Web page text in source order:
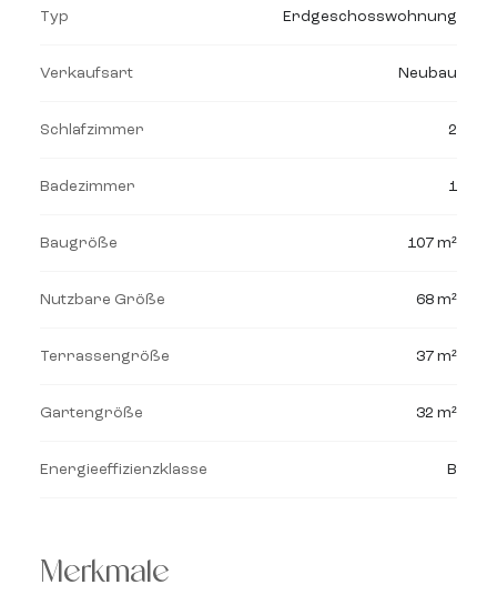
Typ Erdgeschosswohnung
Verkaufsart Neubau
Schlafzimmer 2
Badezimmer 1
Baugröße 107 m²
Nutzbare Größe 68 m²
Terrassengröße 37 m²
Gartengröße 32 m²
Energieeffizienzklasse B
Merkmale